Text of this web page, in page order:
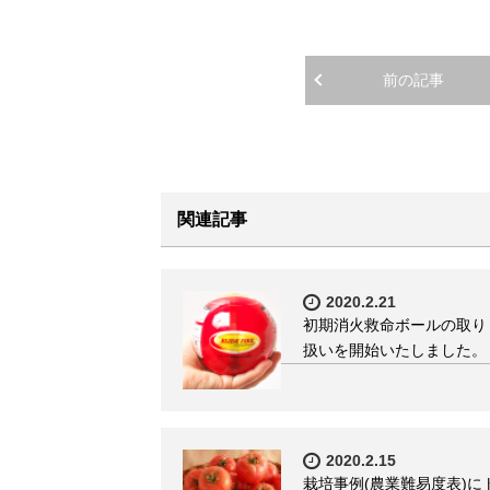
前の記事
関連記事
2020.2.21
初期消火救命ボールの取り
扱いを開始いたしました。
2020.2.15
栽培事例(農業難易度表)に